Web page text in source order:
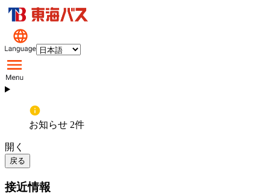
お知らせ 2件
開く
戻る
接近情報